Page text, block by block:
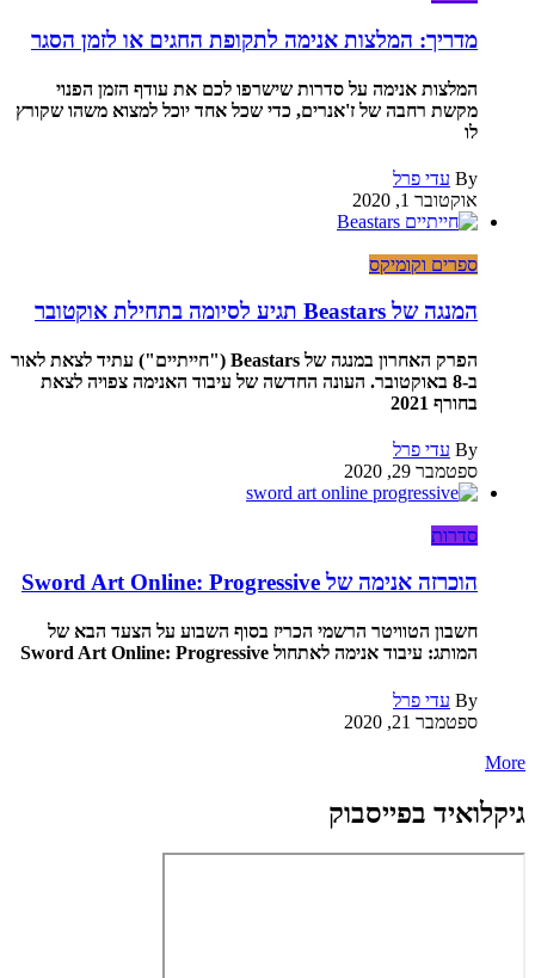
מדריך: המלצות אנימה לתקופת החגים או לזמן הסגר
המלצות אנימה על סדרות שישרפו לכם את עודף הזמן הפנוי
מקשת רחבה של ז'אנרים, כדי שכל אחד יוכל למצוא משהו שקורץ
לו
By עדי פרל
אוקטובר 1, 2020
ספרים וקומיקס
המנגה של Beastars תגיע לסיומה בתחילת אוקטובר
הפרק האחרון במנגה של Beastars ("חייתיים") עתיד לצאת לאור
ב-8 באוקטובר. העונה החדשה של עיבוד האנימה צפויה לצאת
בחורף 2021
By עדי פרל
ספטמבר 29, 2020
סדרות
הוכרזה אנימה של Sword Art Online: Progressive
חשבון הטוויטר הרשמי הכריז בסוף השבוע על הצעד הבא של
המותג: עיבוד אנימה לאתחול Sword Art Online: Progressive
By עדי פרל
ספטמבר 21, 2020
More
גיקלואיד בפייסבוק